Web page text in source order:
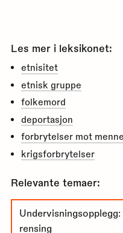
Les mer i leksikonet:
etnisitet
etnisk gruppe
folkemord
deportasjon
forbrytelser mot
krigsforbrytelser
Relevante temaer:
rensing